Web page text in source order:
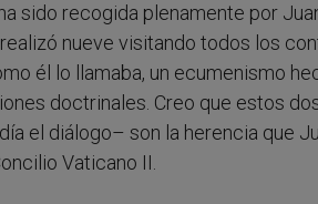
sido recogida plenamente por
nueve visitando todos los
él lo llamaba, un ecumenismo
doctrinales. Creo que estos
el diálogo– son la herencia que
Vaticano II.